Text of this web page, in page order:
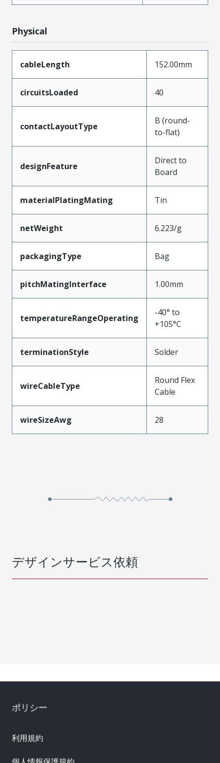
Physical
cableLength 152.00mm
circuitsLoaded 40
contactLayoutType
B (round-
to-flat)
designFeature
Direct to
Board
materialPlatingMating Tin
netWeight 6.223/g
packagingType Bag
pitchMatingInterface 1.00mm
temperatureRangeOperating
-40° to
+105°C
terminationStyle Solder
wireCableType
Round Flex
Cable
wireSizeAwg 28
デザインサービス依頼
ポリシー
利用規約